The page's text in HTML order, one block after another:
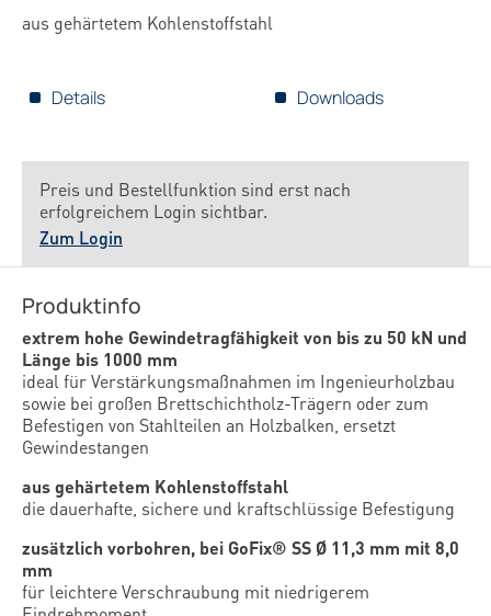
aus gehärtetem Kohlenstoffstahl
Details Downloads
Preis und Bestellfunktion sind erst nach
erfolgreichem Login sichtbar.
Zum Login
Produktinfo
extrem hohe Gewindetragfähigkeit von bis zu 50 kN und
Länge bis 1000 mm
ideal für Verstärkungsmaßnahmen im Ingenieurholzbau
sowie bei großen Brettschichtholz-Trägern oder zum
Befestigen von Stahlteilen an Holzbalken, ersetzt
Gewindestangen
aus gehärtetem Kohlenstoffstahl
die dauerhafte, sichere und kraftschlüssige Befestigung
zusätzlich vorbohren, bei GoFix® SS Ø 11,3 mm mit 8,0
mm
für leichtere Verschraubung mit niedrigerem